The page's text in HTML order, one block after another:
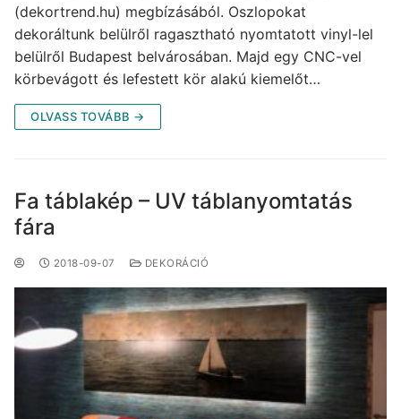
(dekortrend.hu) megbízásából. Oszlopokat
dekoráltunk belülről ragasztható nyomtatott vinyl-lel
belülről Budapest belvárosában. Majd egy CNC-vel
körbevágott és lefestett kör alakú kiemelőt…
OLVASS TOVÁBB →
Fa táblakép – UV táblanyomtatás
fára
2018-09-07 DEKORÁCIÓ